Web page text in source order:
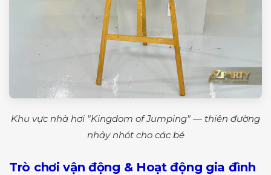
Khu vực nhà hơi "Kingdom of Jumping" — thiên đường
nhảy nhót cho các bé
Trò chơi vận động & Hoạt động gia đình